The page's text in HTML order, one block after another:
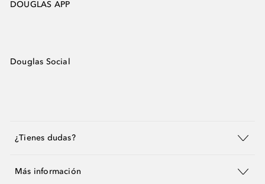
DOUGLAS APP
Douglas Social
¿Tienes dudas?
Más información